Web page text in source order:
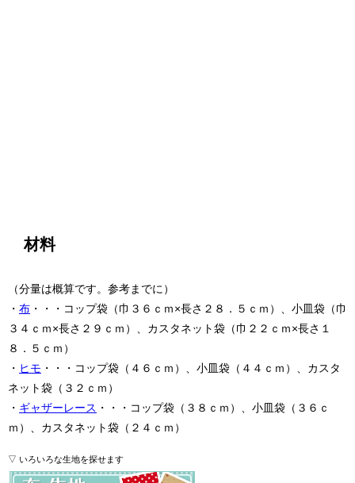
材料
（分量は概算です。参考までに）
・ 布 ・・・コップ袋（巾３６ｃｍ×長さ２８．５ｃｍ）、小皿袋（巾
３４ｃｍ×長さ２９ｃｍ）、カスタネット袋（巾２２ｃｍ×長さ１
８．５ｃｍ）
・ ヒモ ・・・コップ袋（４６ｃｍ）、小皿袋（４４ｃｍ）、カスタ
ネット袋（３２ｃｍ）
・ ギャザーレース ・・・コップ袋（３８ｃｍ）、小皿袋（３６ｃ
ｍ）、カスタネット袋（２４ｃｍ）
▽ いろいろな生地を探せます